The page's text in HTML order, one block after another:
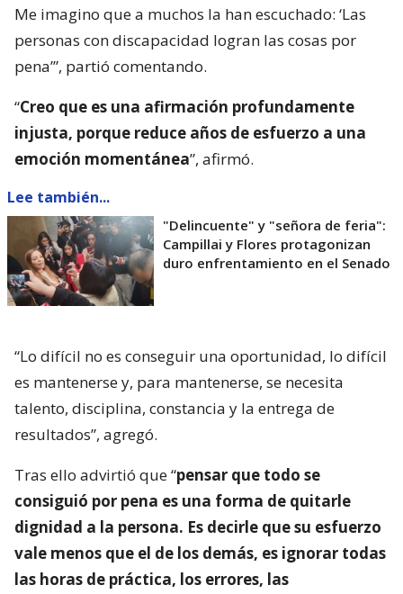
Me imagino que a muchos la han escuchado: ‘Las
personas con discapacidad logran las cosas por
pena’”, partió comentando.
“Creo que es una afirmación profundamente
injusta, porque reduce años de esfuerzo a una
emoción momentánea”, afirmó.
Lee también...
"Delincuente" y "señora de feria":
Campillai y Flores protagonizan
duro enfrentamiento en el Senado
“Lo difícil no es conseguir una oportunidad, lo difícil
es mantenerse y, para mantenerse, se necesita
talento, disciplina, constancia y la entrega de
resultados”, agregó.
Tras ello advirtió que “pensar que todo se
consiguió por pena es una forma de quitarle
dignidad a la persona. Es decirle que su esfuerzo
vale menos que el de los demás, es ignorar todas
las horas de práctica, los errores, las